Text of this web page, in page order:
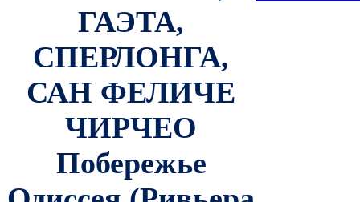
ГАЭТА,
СПЕРЛОНГА,
САН ФЕЛИЧЕ
ЧИРЧЕО
Побережье